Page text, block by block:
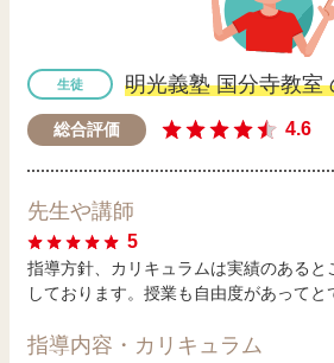
生徒 明光義塾 国分寺教室
総合評価 4.6
先生や講師
5
指導方針、カリキュラムは実績のあると
しております。授業も自由度があってと
指導内容・カリキュラム